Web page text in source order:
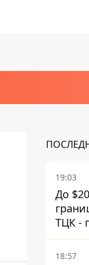
19:03
До
ТЦК -
18:57